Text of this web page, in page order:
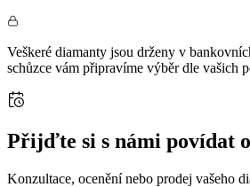
Veškeré diamanty jsou drženy v
schůzce vám připravíme výběr dle vašich
Přijďte si s námi povídat
Konzultace, ocenění nebo prodej vašeho